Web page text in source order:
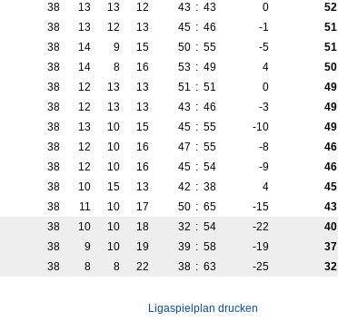
38 13 13 12 43 : 43 0
52
38 13 12 13 45 : 46 -1
51
38 14 9 15 50 : 55 -5
51
38 14 8 16 53 : 49 4
50
38 12 13 13 51 : 51 0
49
38 12 13 13 43 : 46 -3
49
38 13 10 15 45 : 55 -10
49
38 12 10 16 47 : 55 -8
46
38 12 10 16 45 : 54 -9
46
38 10 15 13 42 : 38 4
45
38 11 10 17 50 : 65 -15
43
38 10 10 18 32 : 54 -22
40
38 9 10 19 39 : 58 -19
37
38 8 8 22 38 : 63 -25 32
Ligaspielplan drucken